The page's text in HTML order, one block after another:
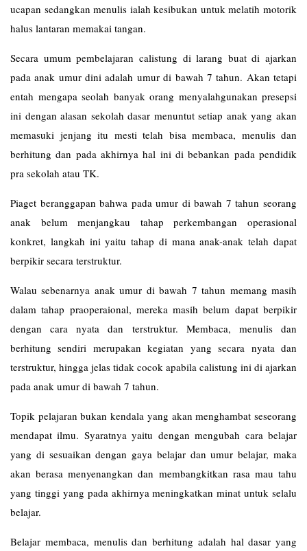
ucapan sedangkan menulis ialah kesibukan untuk melatih motorik
halus lantaran memakai tangan.
Secara umum pembelajaran calistung di larang buat di ajarkan
pada anak umur dini adalah umur di bawah 7 tahun. Akan tetapi
entah mengapa seolah banyak orang menyalahgunakan presepsi
ini dengan alasan sekolah dasar menuntut setiap anak yang akan
memasuki jenjang itu mesti telah bisa membaca, menulis dan
berhitung dan pada akhirnya hal ini di bebankan pada pendidik
pra sekolah atau TK.
Piaget beranggapan bahwa pada umur di bawah 7 tahun seorang
anak belum menjangkau tahap perkembangan operasional
konkret, langkah ini yaitu tahap di mana anak-anak telah dapat
berpikir secara terstruktur.
Walau sebenarnya anak umur di bawah 7 tahun memang masih
dalam tahap praoperaional, mereka masih belum dapat berpikir
dengan cara nyata dan terstruktur. Membaca, menulis dan
berhitung sendiri merupakan kegiatan yang secara nyata dan
terstruktur, hingga jelas tidak cocok apabila calistung ini di ajarkan
pada anak umur di bawah 7 tahun.
Topik pelajaran bukan kendala yang akan menghambat seseorang
mendapat ilmu. Syaratnya yaitu dengan mengubah cara belajar
yang di sesuaikan dengan gaya belajar dan umur belajar, maka
akan berasa menyenangkan dan membangkitkan rasa mau tahu
yang tinggi yang pada akhirnya meningkatkan minat untuk selalu
belajar.
Belajar membaca, menulis dan berhitung adalah hal dasar yang